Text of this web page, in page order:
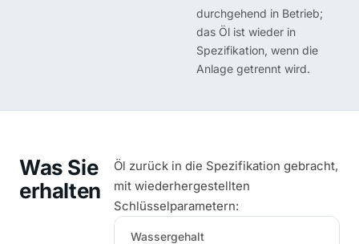
durchgehend in Betrieb;
das Öl ist wieder in
Spezifikation, wenn die
Anlage getrennt wird.
Was Sie
erhalten
Öl zurück in die Spezifikation gebracht,
mit wiederhergestellten
Schlüsselparametern:
Wassergehalt